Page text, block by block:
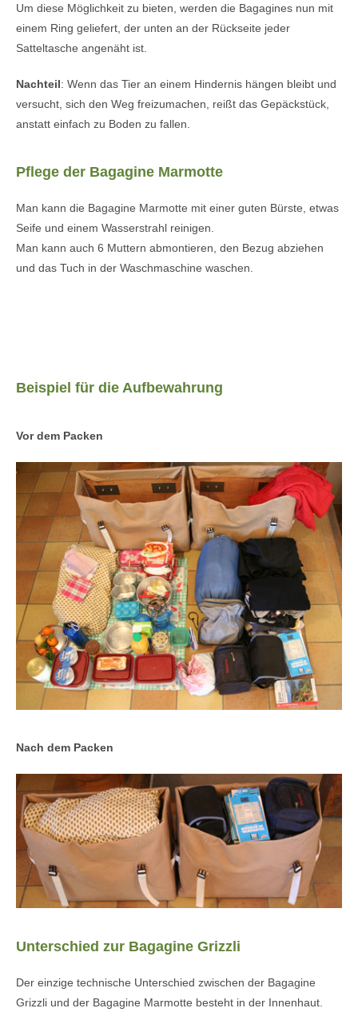
Um diese Möglichkeit zu bieten, werden die Bagagines nun mit
einem Ring geliefert, der unten an der Rückseite jeder
Satteltasche angenäht ist.
Nachteil: Wenn das Tier an einem Hindernis hängen bleibt und
versucht, sich den Weg freizumachen, reißt das Gepäckstück,
anstatt einfach zu Boden zu fallen.
Pflege der Bagagine Marmotte
Man kann die Bagagine Marmotte mit einer guten Bürste, etwas
Seife und einem Wasserstrahl reinigen.
Man kann auch 6 Muttern abmontieren, den Bezug abziehen
und das Tuch in der Waschmaschine waschen.
Beispiel für die Aufbewahrung
Vor dem Packen
Nach dem Packen
Unterschied zur Bagagine Grizzli
Der einzige technische Unterschied zwischen der Bagagine
Grizzli und der Bagagine Marmotte besteht in der Innenhaut.